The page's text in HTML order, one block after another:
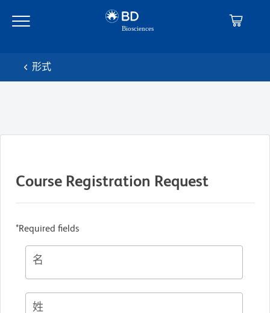
main
navigation
形式
Course Registration Request
*Required fields
名
姓